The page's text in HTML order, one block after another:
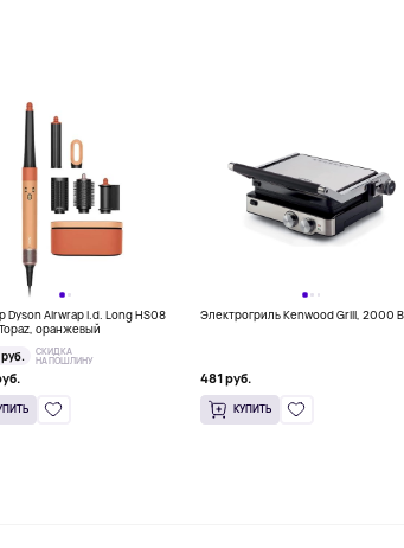
Dyson Airwrap i.d. Long HS08
оранжевый
СКИДКА
НА ПОШЛИНУ
Электрогриль Kenwood Grill, 2000
481 руб.
КУПИТЬ